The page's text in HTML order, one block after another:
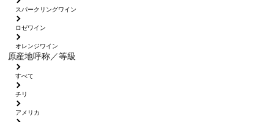
スパークリングワイン
ロゼワイン
オレンジワイン
原産地呼称／等級
すべて
チリ
アメリカ